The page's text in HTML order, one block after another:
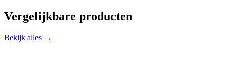
Vergelijkbare producten
Bekijk alles →